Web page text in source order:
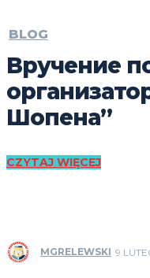
BLOG
Вручение
Шопена”
CZYTAJ WIĘCEJ
MGRELEWSKI 9